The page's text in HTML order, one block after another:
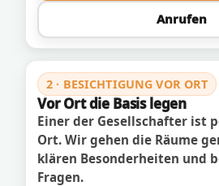
Anrufen
2 · BESICHTIGUNG VOR ORT
Vor Ort die Basis legen
Einer der Gesellschafter ist
Ort. Wir gehen die Räume
klären Besonderheiten und
Fragen.